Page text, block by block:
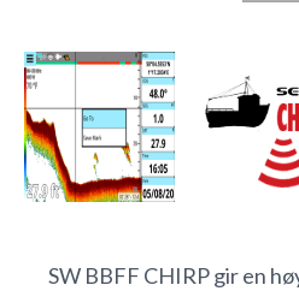
SW BBFF CHIRP gir en